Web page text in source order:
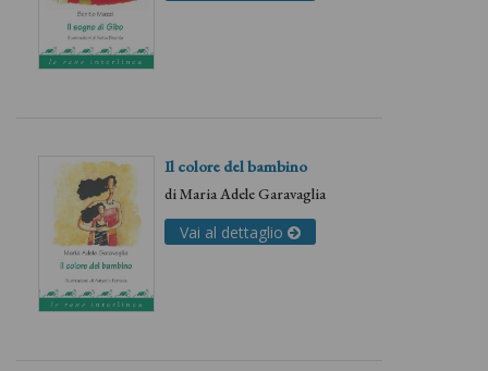
Il colore del bambino
diMaria Adele Garavaglia
Vai al dettaglio